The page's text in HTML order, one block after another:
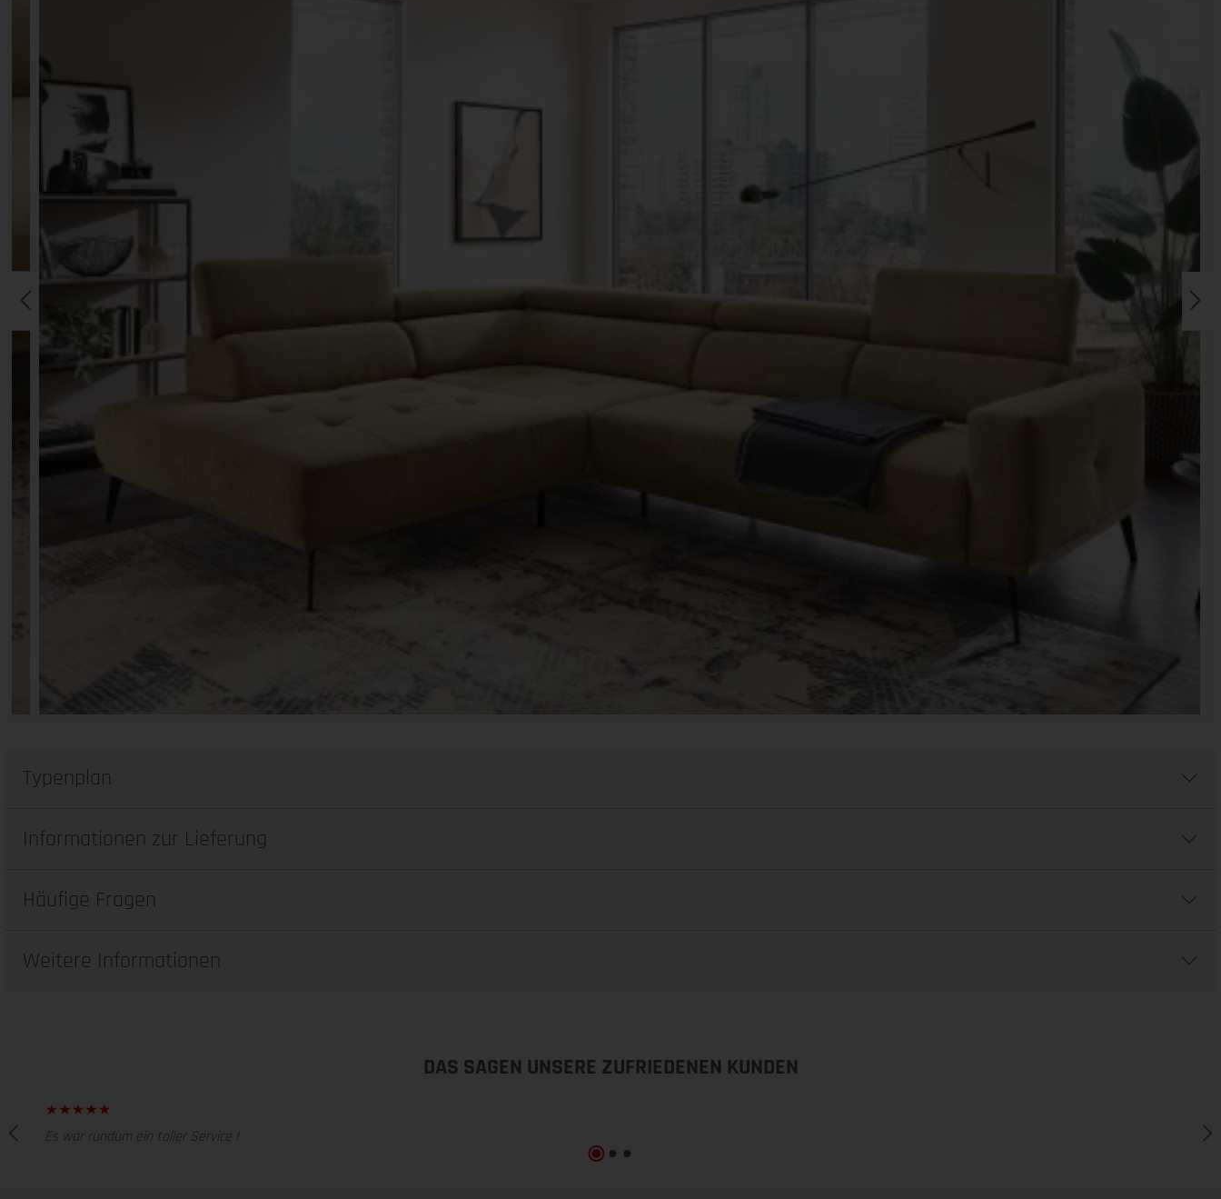
Typenplan
Informationen zur Lieferung
Häufige Fragen
Weitere Informationen
DAS SAGEN UNSERE ZUFRIEDENEN KUNDEN
Es war rundum ein toller Service !